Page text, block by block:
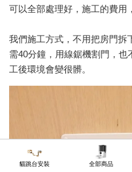
可以全部處理好，施工的費用
我們施工方式，不用把房門拆
需40分鐘，用線鋸機割門，
工後環境會變很髒。
貓跳台安裝 全部商品